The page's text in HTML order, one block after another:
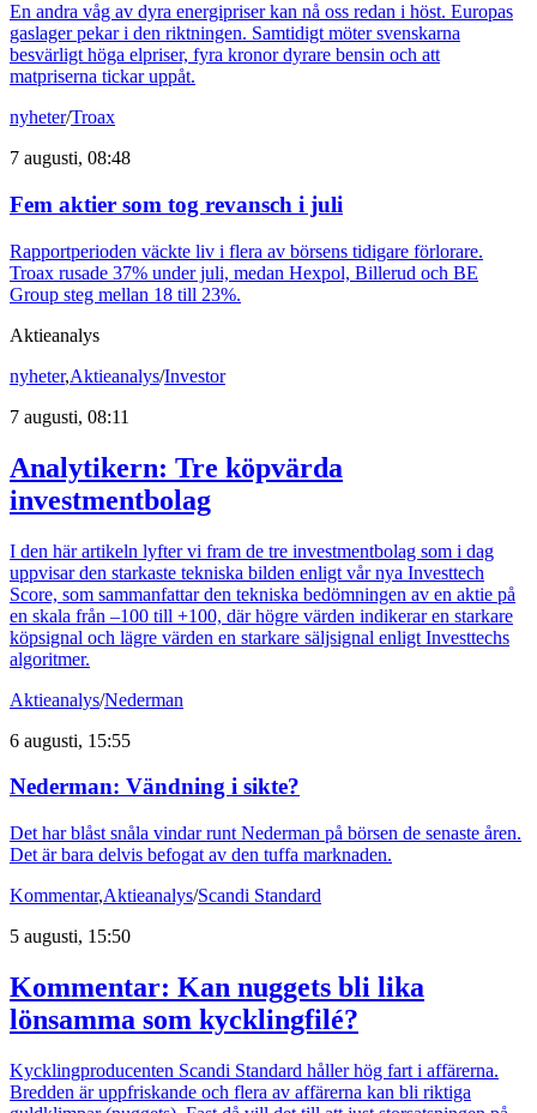
En andra våg av dyra energipriser kan nå oss redan i höst. Europas
gaslager pekar i den riktningen. Samtidigt möter svenskarna
besvärligt höga elpriser, fyra kronor dyrare bensin och att
matpriserna tickar uppåt.
nyheter/Troax
7 augusti, 08:48
Fem aktier som tog revansch i juli
Rapportperioden väckte liv i flera av börsens tidigare förlorare.
Troax rusade 37% under juli, medan Hexpol, Billerud och BE
Group steg mellan 18 till 23%.
Aktieanalys
nyheter,Aktieanalys/Investor
7 augusti, 08:11
Analytikern: Tre köpvärda
investmentbolag
I den här artikeln lyfter vi fram de tre investmentbolag som i dag
uppvisar den starkaste tekniska bilden enligt vår nya Investtech
Score, som sammanfattar den tekniska bedömningen av en aktie på
en skala från –100 till +100, där högre värden indikerar en starkare
köpsignal och lägre värden en starkare säljsignal enligt Investtechs
algoritmer.
Aktieanalys/Nederman
6 augusti, 15:55
Nederman: Vändning i sikte?
Det har blåst snåla vindar runt Nederman på börsen de senaste åren.
Det är bara delvis befogat av den tuffa marknaden.
Kommentar,Aktieanalys/Scandi Standard
5 augusti, 15:50
Kommentar: Kan nuggets bli lika
lönsamma som kycklingfilé?
Kycklingproducenten Scandi Standard håller hög fart i affärerna.
Bredden är uppfriskande och flera av affärerna kan bli riktiga